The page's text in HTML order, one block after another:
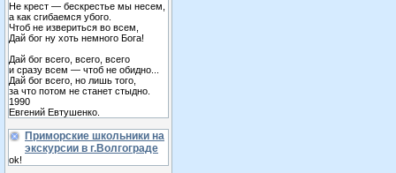
Не крест — бескрестье мы несем,
а как сгибаемся убого.
Чтоб не извериться во всем,
Дай бог ну хоть немного Бога!
Дай бог всего, всего, всего
и сразу всем — чтоб не обидно...
Дай бог всего, но лишь того,
за что потом не станет стыдно.
1990
Евгений Евтушенко.
Приморские школьники на
экскурсии в г.Волгограде
ok!